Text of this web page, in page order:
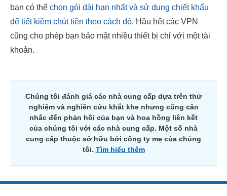
bạn có thể chọn gói dài hạn nhất và sử dụng chiết khấu
để tiết kiệm chút tiền theo cách đó. Hầu hết các VPN
cũng cho phép bạn bảo mật nhiều thiết bị chỉ với một tài
khoản.
Chúng tôi đánh giá các nhà cung cấp dựa trên thử
nghiệm và nghiên cứu khắt khe nhưng cũng cân
nhắc đến phản hồi của bạn và hoa hồng liên kết
của chúng tôi với các nhà cung cấp. Một số nhà
cung cấp thuộc sở hữu bởi công ty mẹ của chúng
tôi. Tìm hiểu thêm